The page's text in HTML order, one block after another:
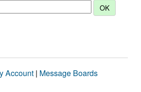
Account | Message Boards